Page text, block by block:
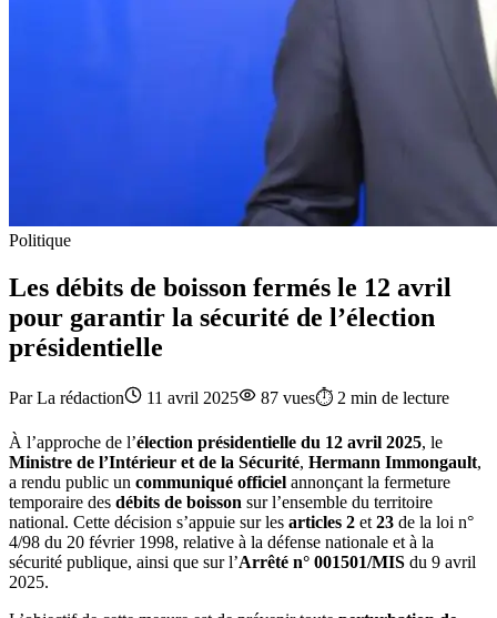
Politique
Les débits de boisson fermés le 12 avril
pour garantir la sécurité de l’élection
présidentielle
ParLa rédaction 11 avril 2025 87 vues⏱️ 2 min de lecture
À l’approche de l’élection présidentielle du 12 avril 2025, le
Ministre de l’Intérieur et de la Sécurité, Hermann Immongault,
a rendu public un communiqué officiel annonçant la fermeture
temporaire des débits de boisson sur l’ensemble du territoire
national. Cette décision s’appuie sur les articles 2 et 23 de la loi n°
4/98 du 20 février 1998, relative à la défense nationale et à la
sécurité publique, ainsi que sur l’Arrêté n° 001501/MIS du 9 avril
2025.